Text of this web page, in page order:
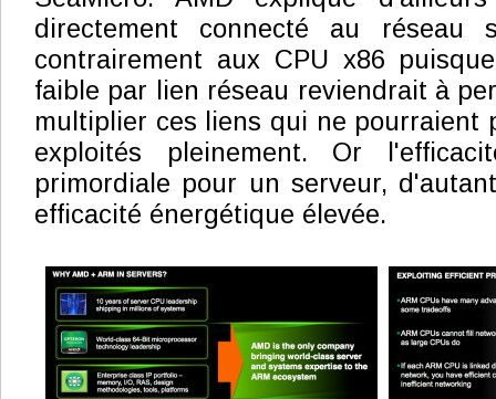
directement connecté au réseau
contrairement aux CPU x86
faible par lien réseau reviendrait à
multiplier ces liens qui ne pourraient
exploités pleinement. Or
primordiale pour un serveur,
efficacité énergétique élevée.